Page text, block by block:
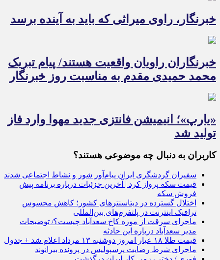
خبرنگار، راوی میراثی که باید به آینده برسد
خبرنگاران راویان واقعیت هستند/ پیام تبریک
محمد حمیدی مقدم به مناسبت روز خبرنگار
«یارپ»؛ انیمیشن فانتزی جدید مهوا وارد فاز
تولید شد
کاربران به دنبال چه موضوعی هستند؟
سفیران گردشگری ایران پیام‌آور شور و نشاط اجتماعی شدند
قیمت سکه پرواز کرد | آخرین جزئیات درباره برنامه پیش
فروش سکه
اختلال گسترده در دیتاسنترهای کشور؛ کاهش محسوس
ترافیک اینترنت در پلتفرم‌های بین‌المللی
ماجرای سرقت از موزه کاخ سعدآباد چیست؟/ توضیحات
مدیر سعدآباد درباره این حادثه
قیمت طلا ۱۸ عیار امروز دوشنبه ۱۳ مرداد اعلام شد + جدول
ماجرای شرط رضایت پرسپولیس در پرونده بیرانوند